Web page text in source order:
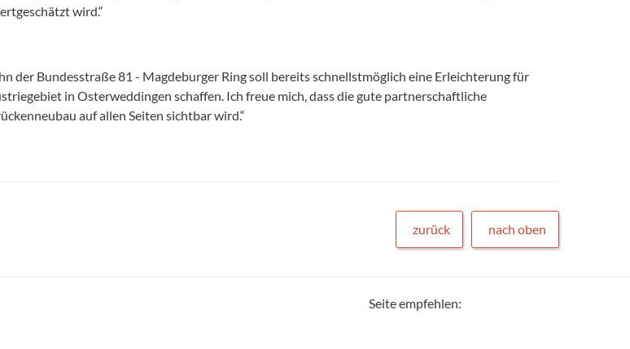
wird.“
der Bundesstraße 81 - Magdeburger Ring soll bereits schnellstmöglich eine Erleichterung für
in Osterweddingen schaffen. Ich freue mich, dass die gute partnerschaftliche
auf allen Seiten sichtbar wird.“
zurück nach oben
Seite empfehlen: